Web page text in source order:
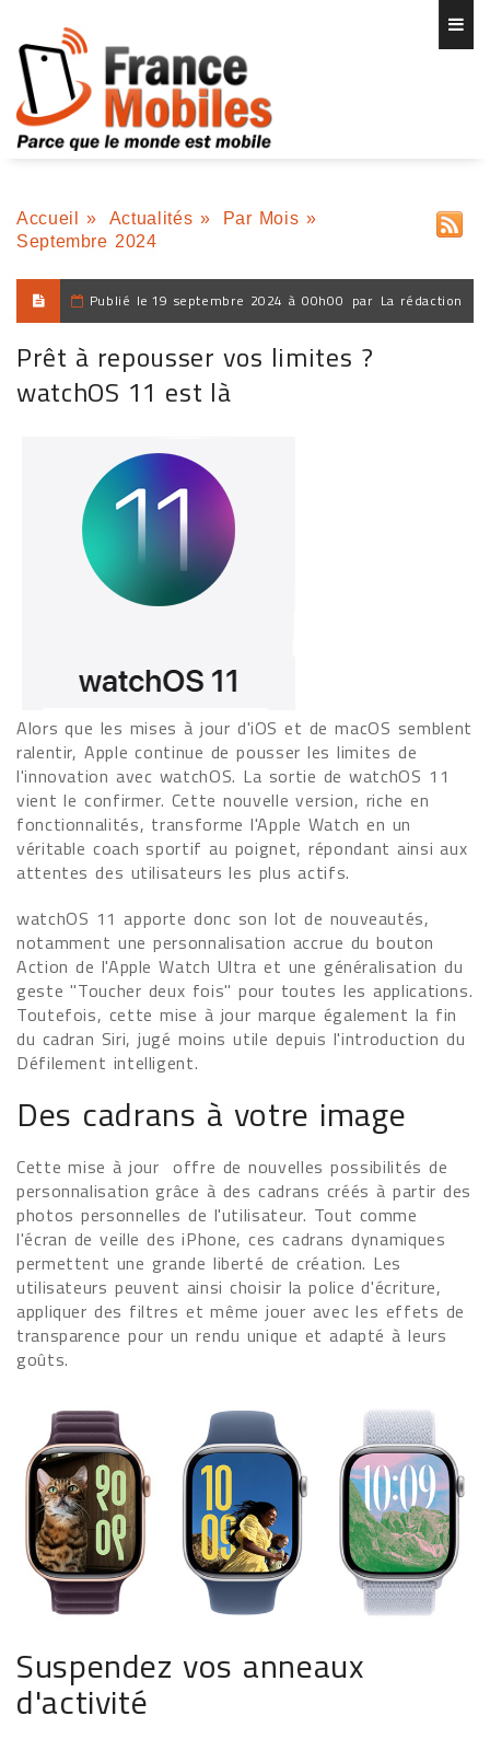
Accueil » Actualités » Par Mois »
Septembre 2024
Publié le 19 septembre 2024 à 00h00 par La rédaction
Prêt à repousser vos limites ?
watchOS 11 est là
Alors que les mises à jour d'iOS et de macOS semblent
ralentir, Apple continue de pousser les limites de
l'innovation avec watchOS. La sortie de watchOS 11
vient le confirmer. Cette nouvelle version, riche en
fonctionnalités, transforme l'Apple Watch en un
véritable coach sportif au poignet, répondant ainsi aux
attentes des utilisateurs les plus actifs.
watchOS 11 apporte donc son lot de nouveautés,
notamment une personnalisation accrue du bouton
Action de l'Apple Watch Ultra et une généralisation du
geste "Toucher deux fois" pour toutes les applications.
Toutefois, cette mise à jour marque également la fin
du cadran Siri, jugé moins utile depuis l'introduction du
Défilement intelligent.
Des cadrans à votre image
Cette mise à jour offre de nouvelles possibilités de
personnalisation grâce à des cadrans créés à partir des
photos personnelles de l'utilisateur. Tout comme
l'écran de veille des iPhone, ces cadrans dynamiques
permettent une grande liberté de création. Les
utilisateurs peuvent ainsi choisir la police d'écriture,
appliquer des filtres et même jouer avec les effets de
transparence pour un rendu unique et adapté à leurs
goûts.
Suspendez vos anneaux
d'activité